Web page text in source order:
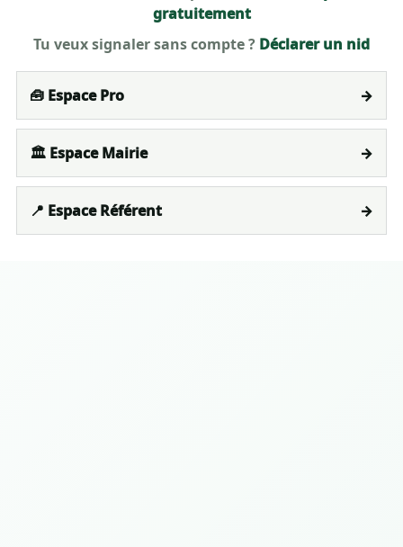
gratuitement
Tu veux signaler sans compte ? Déclarer un nid
🧰 Espace Pro →
🏛️ Espace Mairie →
📍 Espace Référent →